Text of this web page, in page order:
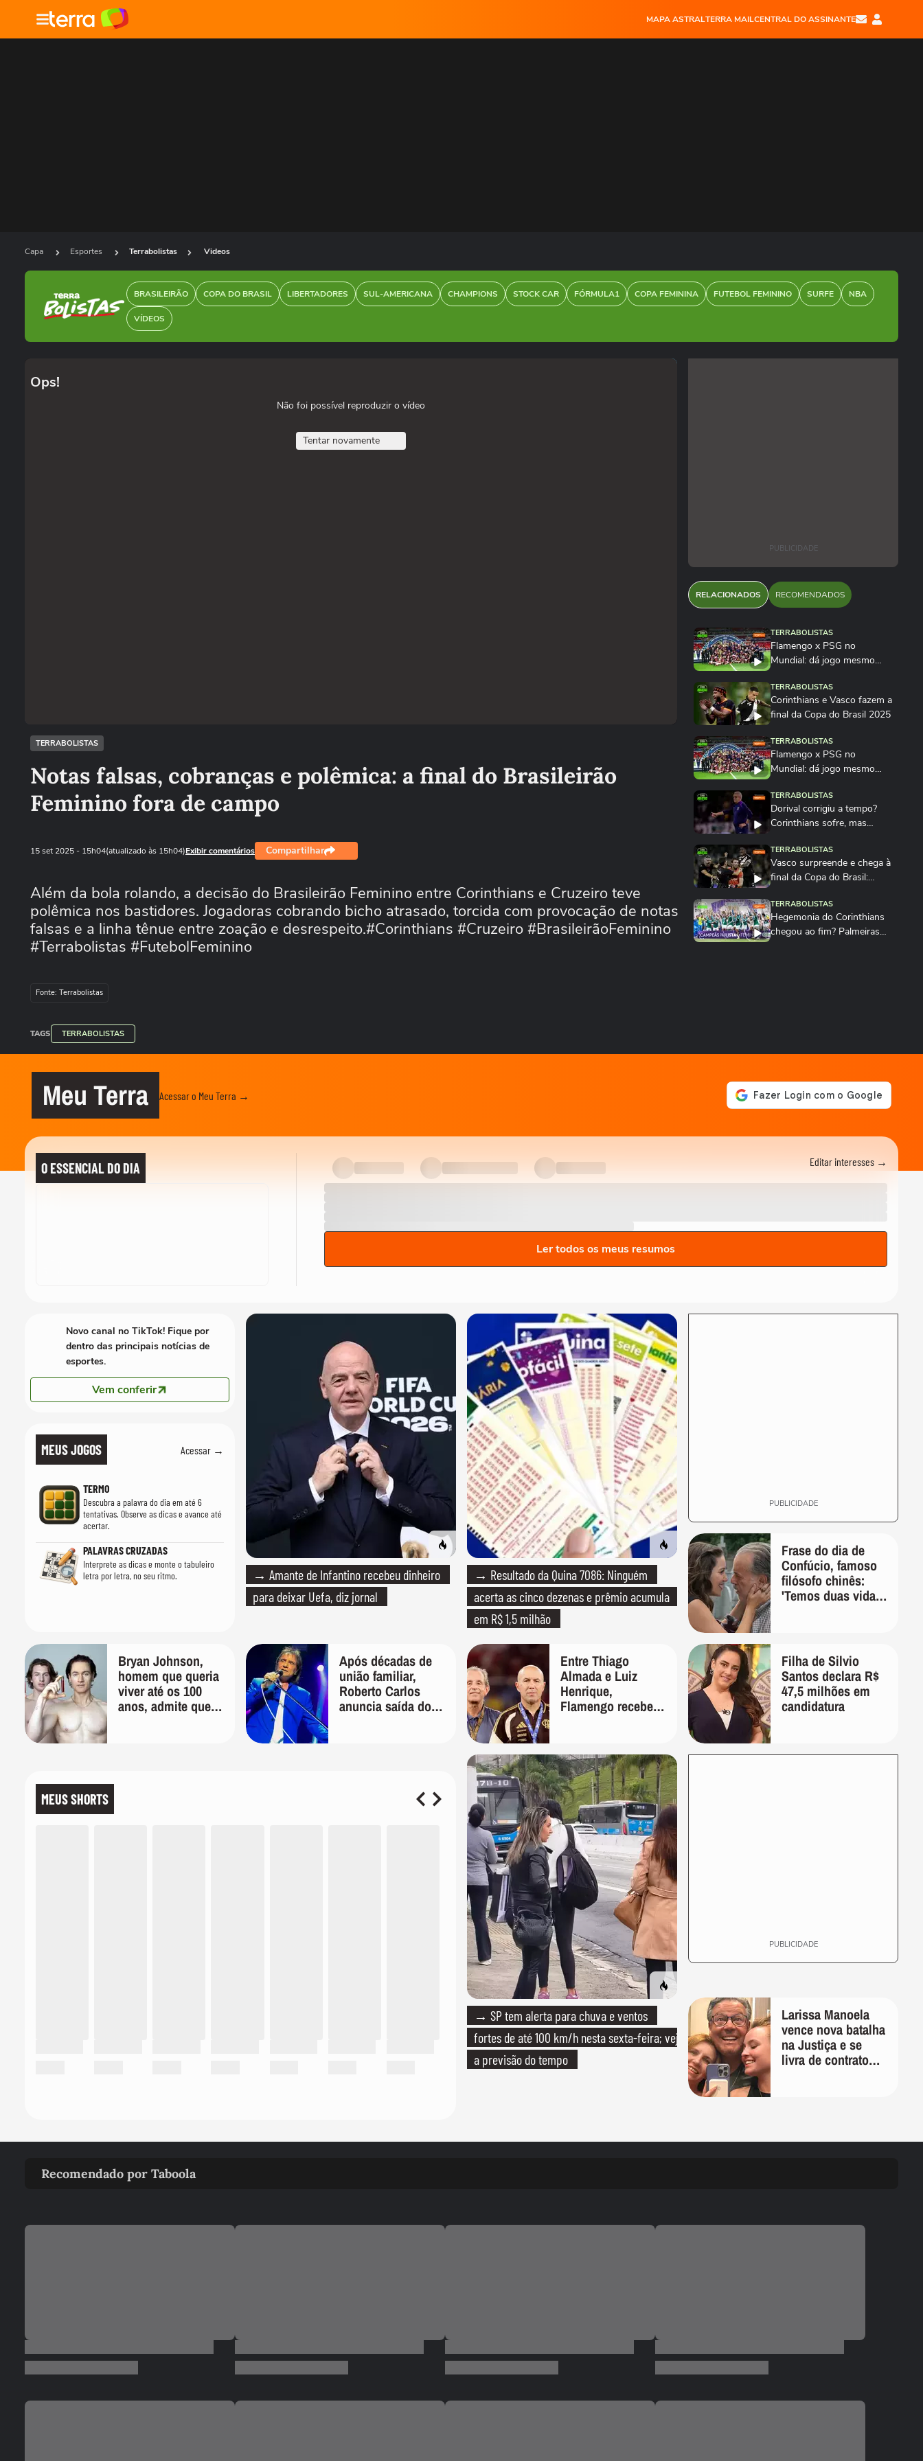
MAPA ASTRALTERRA MAILCENTRAL DO ASSINANTE
Capa Esportes Terrabolistas Videos
BRASILEIRÃO COPA DO BRASIL LIBERTADORES SUL-AMERICANA CHAMPIONS STOCK CAR FÓRMULA1 COPA FEMININA FUTEBOL FEMININO SURFE NBA
VÍDEOS
Ops!
Não foi possível reproduzir o vídeo
Tentar novamente
TERRABOLISTAS
Notas falsas, cobranças e polêmica: a final do Brasileirão
Feminino fora de campo
15 set 2025- 15h04(atualizado às 15h04)Exibir comentários Compartilhar
Além da bola rolando, a decisão do Brasileirão Feminino entre Corinthians e Cruzeiro teve
polêmica nos bastidores. Jogadoras cobrando bicho atrasado, torcida com provocação de notas
falsas e a linha tênue entre zoação e desrespeito.#Corinthians #Cruzeiro #BrasileirãoFeminino
#Terrabolistas #FutebolFeminino
Fonte: Terrabolistas
TAGS TERRABOLISTAS
PUBLICIDADE
RELACIONADOS RECOMENDADOS
TERRABOLISTAS
Flamengo x PSG no
Mundial: dá jogo mesmo
TERRABOLISTAS
Corinthians e Vasco fazem a
final da Copa do Brasil 2025
TERRABOLISTAS
Flamengo x PSG no
Mundial: dá jogo mesmo
TERRABOLISTAS
Dorival corrigiu a tempo?
Corinthians sofre, mas
TERRABOLISTAS
Vasco surpreende e chega à
final da Copa do Brasil:
TERRABOLISTAS
Hegemonia do Corinthians
chegou ao fim? Palmeiras
para 2026
Neymar salvou o Santos! A
atuação mais decisiva desde
o retorno?
Flamengo conquista nono
TERRABOLISTAS
de ficar fora!
2026? Ancelotti ainda busca
Meu Terra Acessar o Meu Terra →
O ESSENCIAL DO DIA Editar interesses →
Ler todos os meus resumos
MEUS JOGOS Acessar →
TERMO
Descubra a palavra do dia em até 6
tentativas. Observe as dicas e avance até
acertar.
PALAVRAS CRUZADAS
Interprete as dicas e monte o tabuleiro
letra por letra, no seu ritmo.
→ Amante de Infantino recebeu dinheiro
para deixar Uefa, diz jornal
→ Resultado da Quina 7086: Ninguém
acerta as cinco dezenas e prêmio acumula
em R$ 1,5 milhão
PUBLICIDADE
→ SP tem alerta para chuva e ventos
fortes de até 100 km/h nesta sexta-feira; veja
a previsão do tempo
Frase do dia de
Confúcio, famoso
filósofo chinês:
'Temos duas vidas,
que só temos uma'
Bryan Johnson,
homem que queria
viver até os 100
anos, admite que
Após décadas de
união familiar,
Roberto Carlos
anuncia saída do
Entre Thiago
Almada e Luiz
Henrique,
Flamengo recebeu
Filha de Silvio
Santos declara R$
47,5 milhões em
candidatura
MEUS SHORTS
PUBLICIDADE
Novo canal no TikTok! Fique por
dentro das principais notícias de
esportes.
Vem conferir
Larissa Manoela
vence nova batalha
na Justiça e se
livra de contrato
Recomendado por Taboola